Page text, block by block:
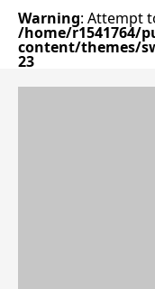
Warning: Attempt
/home/r1541764/
content/themes/
23